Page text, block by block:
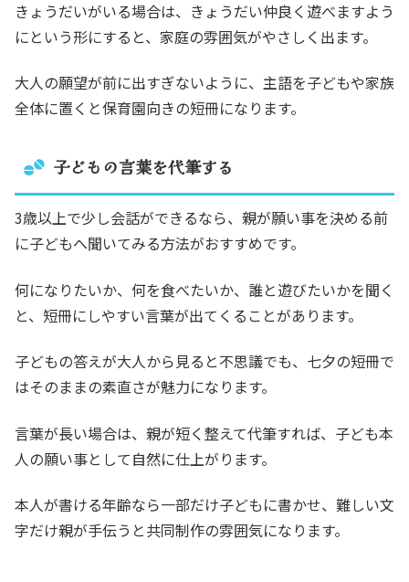
きょうだいがいる場合は、きょうだい仲良く遊べますよう
にという形にすると、家庭の雰囲気がやさしく出ます。
大人の願望が前に出すぎないように、主語を子どもや家族
全体に置くと保育園向きの短冊になります。
子どもの言葉を代筆する
3歳以上で少し会話ができるなら、親が願い事を決める前
に子どもへ聞いてみる方法がおすすめです。
何になりたいか、何を食べたいか、誰と遊びたいかを聞く
と、短冊にしやすい言葉が出てくることがあります。
子どもの答えが大人から見ると不思議でも、七夕の短冊で
はそのままの素直さが魅力になります。
言葉が長い場合は、親が短く整えて代筆すれば、子ども本
人の願い事として自然に仕上がります。
本人が書ける年齢なら一部だけ子どもに書かせ、難しい文
字だけ親が手伝うと共同制作の雰囲気になります。